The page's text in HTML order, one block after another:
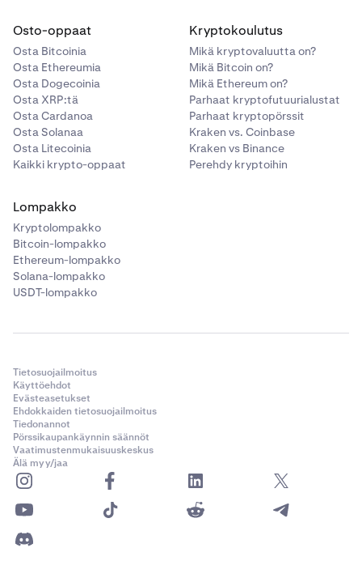
Osto-oppaat
Osta Bitcoinia
Osta Ethereumia
Osta Dogecoinia
Osta XRP:tä
Osta Cardanoa
Osta Solanaa
Osta Litecoinia
Kaikki krypto-oppaat
Kryptokoulutus
Mikä kryptovaluutta on?
Mikä Bitcoin on?
Mikä Ethereum on?
Parhaat kryptofutuurialustat
Parhaat kryptopörssit
Kraken vs. Coinbase
Kraken vs Binance
Perehdy kryptoihin
Lompakko
Kryptolompakko
Bitcoin-lompakko
Ethereum-lompakko
Solana-lompakko
USDT-lompakko
Tietosuojailmoitus
Käyttöehdot
Evästeasetukset
Ehdokkaiden tietosuojailmoitus
Tiedonannot
Pörssikaupankäynnin säännöt
Vaatimustenmukaisuuskeskus
Älä myy/jaa